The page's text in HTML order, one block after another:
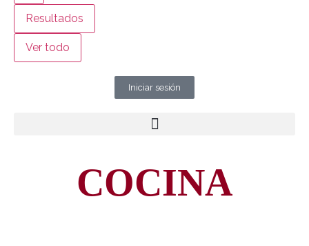
Resultados
Ver todo
Iniciar sesión
COCINA